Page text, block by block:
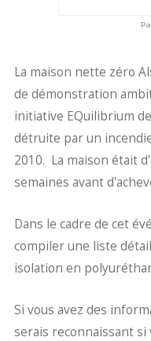
La maison nette zéro
de démonstration
initiative EQuilibrium
détruite par un
2010. La maison était d'
semaines avant
Dans le cadre de cet
compiler une liste
isolation en
Si vous avez des
serais reconnaissant si